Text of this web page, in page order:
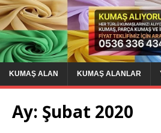
KUMAŞ ALAN KUMAŞ ALANLAR
Ay: Şubat 2020